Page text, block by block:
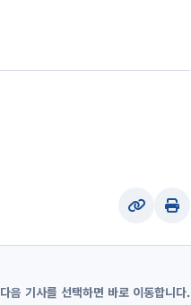
다음 기사를 선택하면 바로 이동합니다.